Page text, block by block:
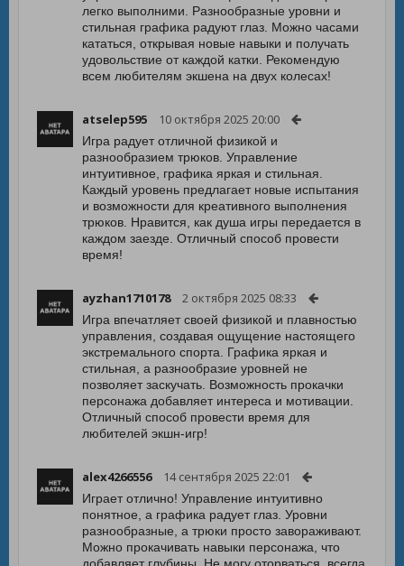
легко выполними. Разнообразные уровни и
стильная графика радуют глаз. Можно часами
кататься, открывая новые навыки и получать
удовольствие от каждой катки. Рекомендую
всем любителям экшена на двух колесах!
atselep595 10 октября 2025 20:00
Игра радует отличной физикой и
разнообразием трюков. Управление
интуитивное, графика яркая и стильная.
Каждый уровень предлагает новые испытания
и возможности для креативного выполнения
трюков. Нравится, как душа игры передается в
каждом заезде. Отличный способ провести
время!
ayzhan1710178 2 октября 2025 08:33
Игра впечатляет своей физикой и плавностью
управления, создавая ощущение настоящего
экстремального спорта. Графика яркая и
стильная, а разнообразие уровней не
позволяет заскучать. Возможность прокачки
персонажа добавляет интереса и мотивации.
Отличный способ провести время для
любителей экшн-игр!
alex4266556 14 сентября 2025 22:01
Играет отлично! Управление интуитивно
понятное, а графика радует глаз. Уровни
разнообразные, а трюки просто завораживают.
Можно прокачивать навыки персонажа, что